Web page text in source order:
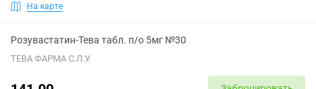
На карте
Розувастатин-Тева табл. п/о 5мг №30
ТЕВА ФАРМА С.Л.У.